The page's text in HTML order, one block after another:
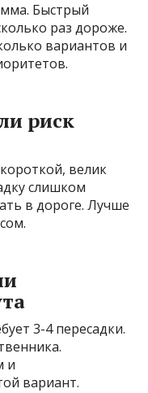
Быстрый
раз дороже.
вариантов и
риск
велик
слишком
в дороге. Лучше
3-4 пересадки.
и
вариант.